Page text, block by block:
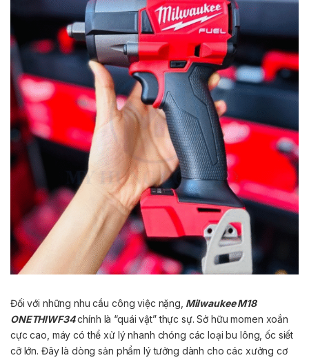
Đối với những nhu cầu công việc nặng, Milwaukee M18
ONETHIWF34chính là “quái vật” thực sự. Sở hữu momen xoắn
cực cao, máy có thể xử lý nhanh chóng các loại bu lông, ốc siết
cỡ lớn. Đây là dòng sản phẩm lý tưởng dành cho các xưởng cơ